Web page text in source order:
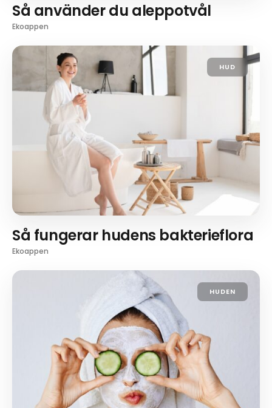
Så använder du aleppotvål
Ekoappen
HUD
Så fungerar hudens bakterieflora
Ekoappen
HUDEN